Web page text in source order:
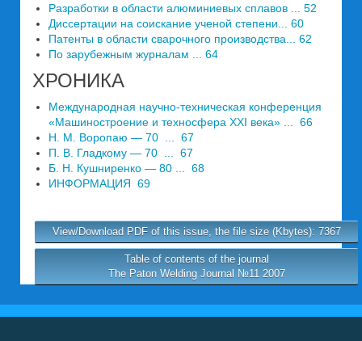
Разработки в области алюминиевых сплавов ... 52
Диссертации на соискание ученой степени... 60
Патенты в области сварочного производства... 62
По зарубежным журналам ... 64
ХРОНИКА
Международная научно-техническая конференция
«Машиностроение и техносфера XXI века» ... 66
Н. М. Воропаю — 70 ... 67
П. В. Гладкому — 70 ... 67
Б. Н. Кушниренко — 80 ... 68
ИНФОРМАЦИЯ 69
View/Download PDF of this issue, the file size (Kbytes): 7367
Table of contents of the journal
The Paton Welding Journal №11 2007